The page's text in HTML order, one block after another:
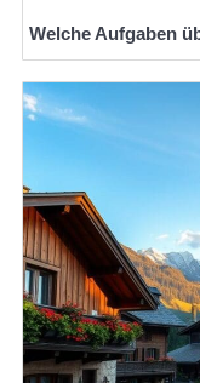
Welche Aufgaben